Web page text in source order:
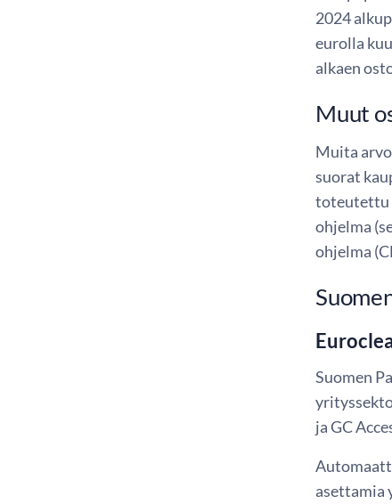
2024
eurolla
alkaen
Muut
Muita
suorat
toteutettu
ohjelma
ohjelma
Suomen
ja GC
asettamia